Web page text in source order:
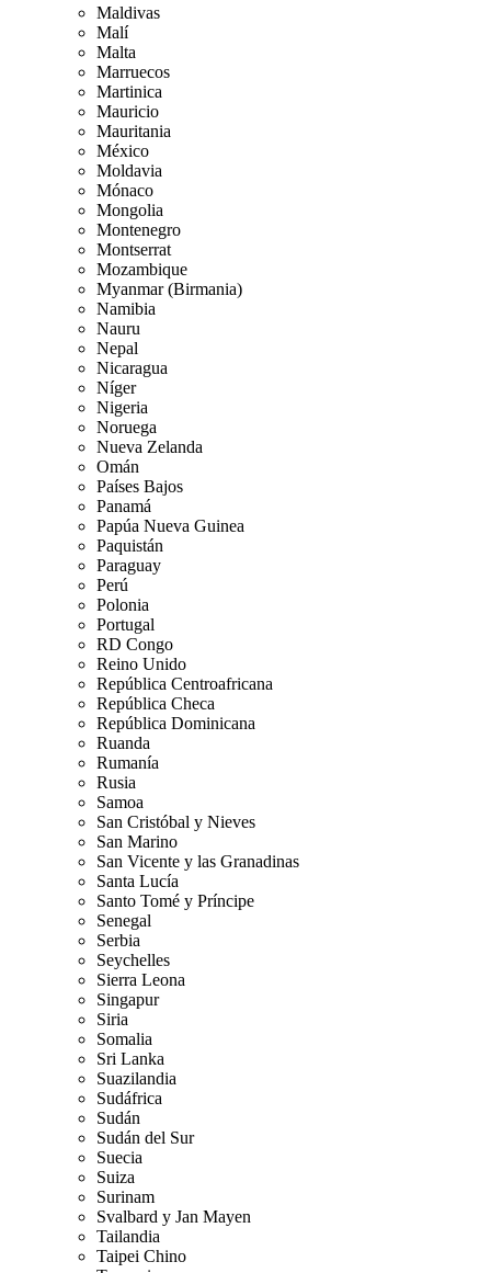
Maldivas
Malí
Malta
Marruecos
Martinica
Mauricio
Mauritania
México
Moldavia
Mónaco
Mongolia
Montenegro
Montserrat
Mozambique
Myanmar (Birmania)
Namibia
Nauru
Nepal
Nicaragua
Níger
Nigeria
Noruega
Nueva Zelanda
Omán
Países Bajos
Panamá
Papúa Nueva Guinea
Paquistán
Paraguay
Perú
Polonia
Portugal
RD Congo
Reino Unido
República Centroafricana
República Checa
República Dominicana
Ruanda
Rumanía
Rusia
Samoa
San Cristóbal y Nieves
San Marino
San Vicente y las Granadinas
Santa Lucía
Santo Tomé y Príncipe
Senegal
Serbia
Seychelles
Sierra Leona
Singapur
Siria
Somalia
Sri Lanka
Suazilandia
Sudáfrica
Sudán
Sudán del Sur
Suecia
Suiza
Surinam
Svalbard y Jan Mayen
Tailandia
Taipei Chino